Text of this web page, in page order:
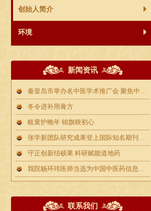
创始人简介
环境
新闻资讯
秦皇岛市举办名中医学术推广会 聚焦中西医结合诊疗方案
冬令进补用膏方
岐黄护晚年 锦旗映初心
张学新团队研究成果登上国际知名期刊！破解气候变化下北苍术生存与品质难题
守正创新结硕果 科研赋能道地药
我院杨环玮医师当选为中国中医药信息学会人才信息分会“千家中医医院万名经方人才提升工程”首席专家
联系我们